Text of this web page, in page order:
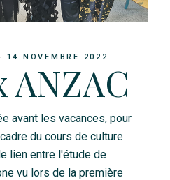
14 NOVEMBRE 2022
ANZAC
avant les vacances, pour
du cours de culture
lien entre l'étude de
vu lors de la première